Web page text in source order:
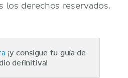
los derechos reservados.
¡y consigue tu guía de
definitiva!